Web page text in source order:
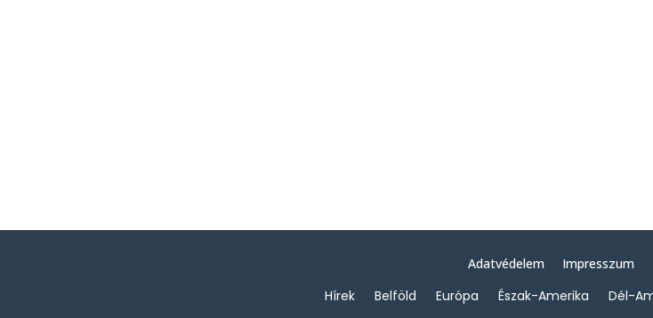
Adatvédelem Impresszum
Hírek Belföld Európa Észak-Amerika Dél-